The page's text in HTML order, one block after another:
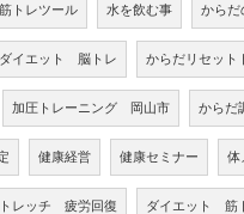
トレツール 水を飲む事 からだ
ダイエット 脳トレ からだリセット
加圧トレーニング 岡山市 からだ
健康経営 健康セミナー 体
レッチ 疲労回復 ダイエット 筋